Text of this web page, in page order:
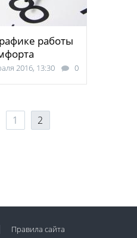
работы
2016, 13:30 0
1 2
Правила сайта